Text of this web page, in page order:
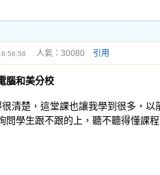
人氣：30080 引用
腦和美分校
清楚，這堂課也讓我學到很多，
問學生跟不跟的上，聽不聽得懂課程